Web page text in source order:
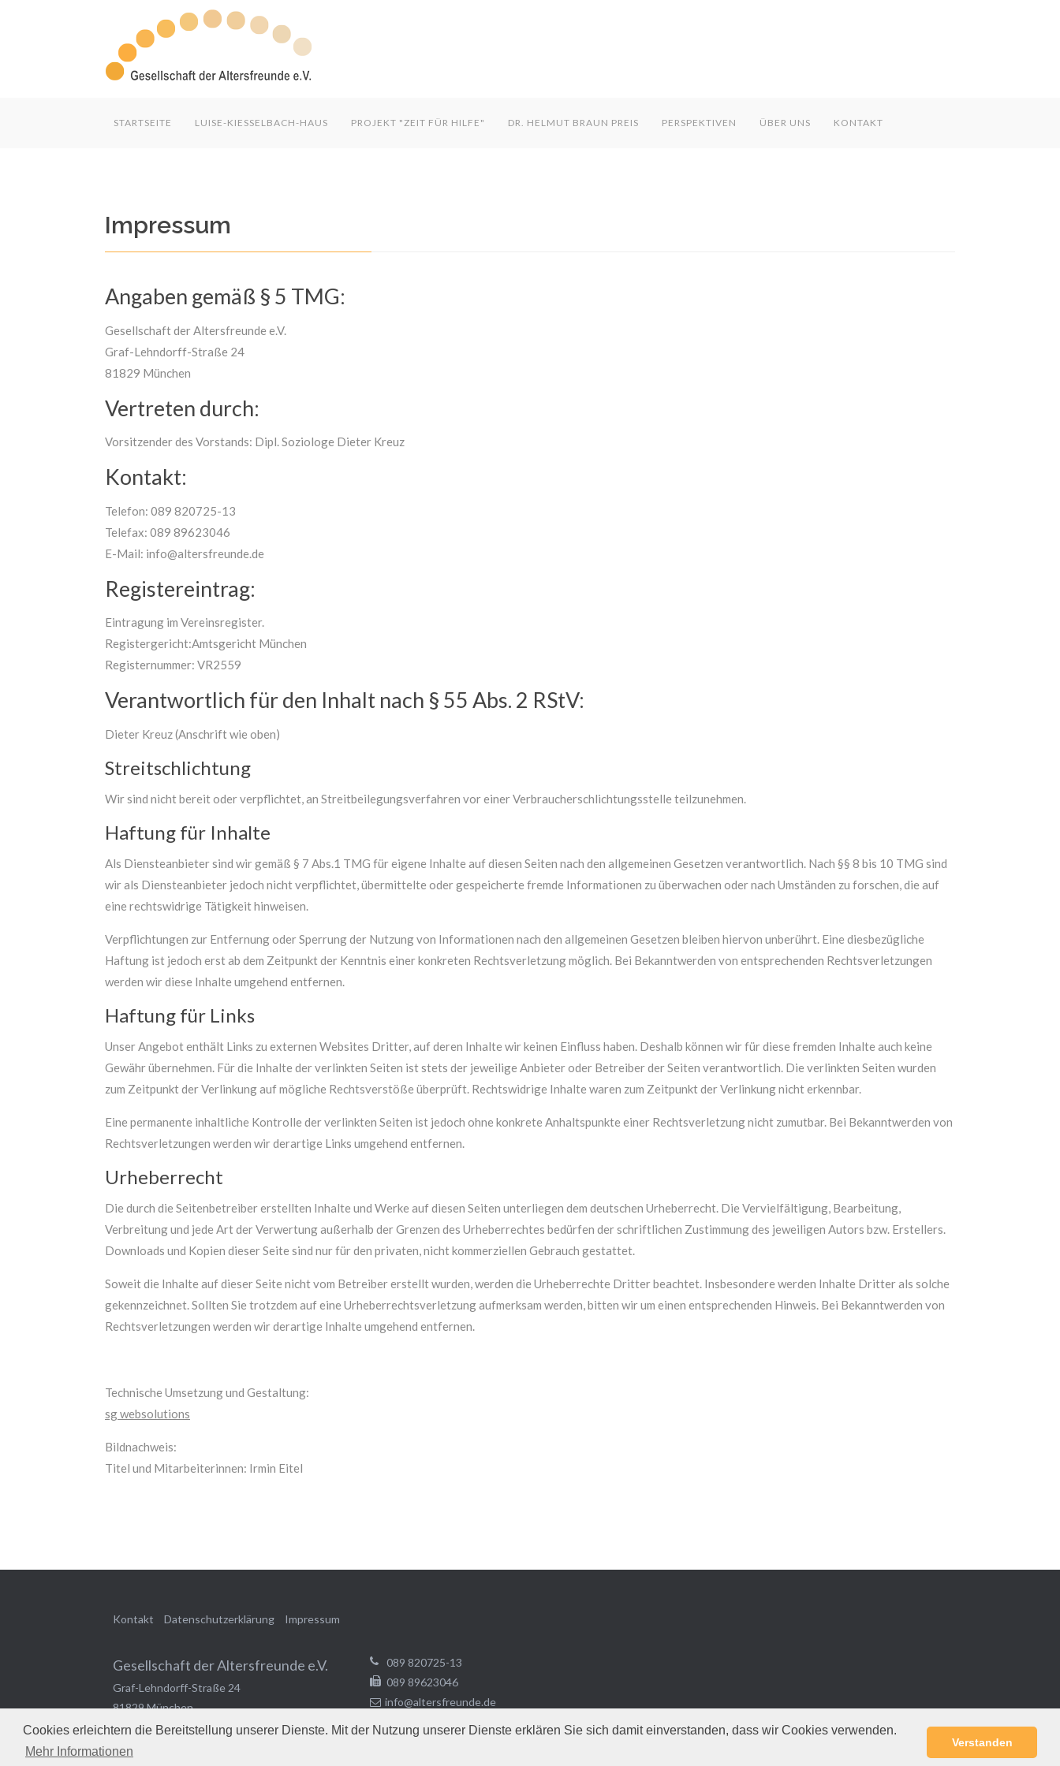
Cookies erleichtern die Bereitstellung unserer Dienste. Mit der Nutzung unserer Dienste erklären Sie sich damit einverstanden, dass wir Cookies verwenden.
Mehr Informationen
Verstanden
STARTSEITE LUISE-KIESSELBACH-HAUS PROJEKT "ZEIT FÜR HILFE" DR. HELMUT BRAUN PREIS PERSPEKTIVEN ÜBER UNS KONTAKT
Impressum
Angaben gemäß § 5 TMG:
Gesellschaft der Altersfreunde e.V.
Graf-Lehndorff-Straße 24
81829 München
Vertreten durch:
Vorsitzender des Vorstands: Dipl. Soziologe Dieter Kreuz
Kontakt:
Telefon: 089 820725-13
Telefax: 089 89623046
E-Mail: info@altersfreunde.de
Registereintrag:
Eintragung im Vereinsregister.
Registergericht:Amtsgericht München
Registernummer: VR2559
Verantwortlich für den Inhalt nach § 55 Abs. 2 RStV:
Dieter Kreuz (Anschrift wie oben)
Streitschlichtung
Wir sind nicht bereit oder verpflichtet, an Streitbeilegungsverfahren vor einer Verbraucherschlichtungsstelle teilzunehmen.
Haftung für Inhalte
Als Diensteanbieter sind wir gemäß § 7 Abs.1 TMG für eigene Inhalte auf diesen Seiten nach den allgemeinen Gesetzen verantwortlich. Nach §§ 8 bis 10 TMG sind
wir als Diensteanbieter jedoch nicht verpflichtet, übermittelte oder gespeicherte fremde Informationen zu überwachen oder nach Umständen zu forschen, die auf
eine rechtswidrige Tätigkeit hinweisen.
Verpflichtungen zur Entfernung oder Sperrung der Nutzung von Informationen nach den allgemeinen Gesetzen bleiben hiervon unberührt. Eine diesbezügliche
Haftung ist jedoch erst ab dem Zeitpunkt der Kenntnis einer konkreten Rechtsverletzung möglich. Bei Bekanntwerden von entsprechenden Rechtsverletzungen
werden wir diese Inhalte umgehend entfernen.
Haftung für Links
Unser Angebot enthält Links zu externen Websites Dritter, auf deren Inhalte wir keinen Einfluss haben. Deshalb können wir für diese fremden Inhalte auch keine
Gewähr übernehmen. Für die Inhalte der verlinkten Seiten ist stets der jeweilige Anbieter oder Betreiber der Seiten verantwortlich. Die verlinkten Seiten wurden
zum Zeitpunkt der Verlinkung auf mögliche Rechtsverstöße überprüft. Rechtswidrige Inhalte waren zum Zeitpunkt der Verlinkung nicht erkennbar.
Eine permanente inhaltliche Kontrolle der verlinkten Seiten ist jedoch ohne konkrete Anhaltspunkte einer Rechtsverletzung nicht zumutbar. Bei Bekanntwerden von
Rechtsverletzungen werden wir derartige Links umgehend entfernen.
Urheberrecht
Die durch die Seitenbetreiber erstellten Inhalte und Werke auf diesen Seiten unterliegen dem deutschen Urheberrecht. Die Vervielfältigung, Bearbeitung,
Verbreitung und jede Art der Verwertung außerhalb der Grenzen des Urheberrechtes bedürfen der schriftlichen Zustimmung des jeweiligen Autors bzw. Erstellers.
Downloads und Kopien dieser Seite sind nur für den privaten, nicht kommerziellen Gebrauch gestattet.
Soweit die Inhalte auf dieser Seite nicht vom Betreiber erstellt wurden, werden die Urheberrechte Dritter beachtet. Insbesondere werden Inhalte Dritter als solche
gekennzeichnet. Sollten Sie trotzdem auf eine Urheberrechtsverletzung aufmerksam werden, bitten wir um einen entsprechenden Hinweis. Bei Bekanntwerden von
Rechtsverletzungen werden wir derartige Inhalte umgehend entfernen.
Technische Umsetzung und Gestaltung:
sg websolutions
Bildnachweis:
Titel und Mitarbeiterinnen: Irmin Eitel
Kontakt Datenschutzerklärung Impressum
Gesellschaft der Altersfreunde e.V.
Graf-Lehndorff-Straße 24
81829München
Bayern, Deutschland
089 820725-13
089 89623046
info@altersfreunde.de
Lorem ipsum dolor sit amet, consectetuer
adipiscing elit. Aenean commodo ligula eget
dolor.